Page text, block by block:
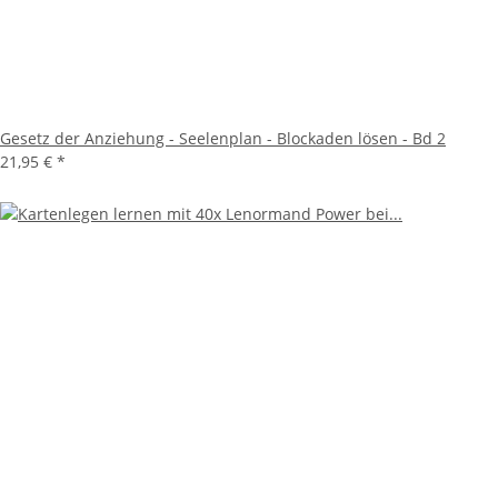
Gesetz der Anziehung - Seelenplan - Blockaden lösen - Bd 2
21,95 € *